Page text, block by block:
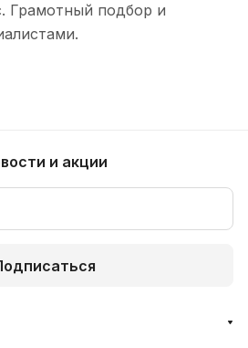
Грамотный подбор и
и акции